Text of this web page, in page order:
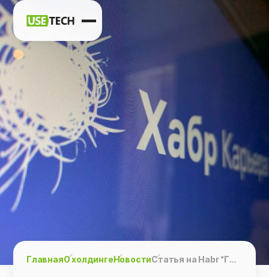
h vk tg
ГлавнаяО холдингеНовости Статья на Habr “Где работать в ИТ в 2022” о компании Usetech